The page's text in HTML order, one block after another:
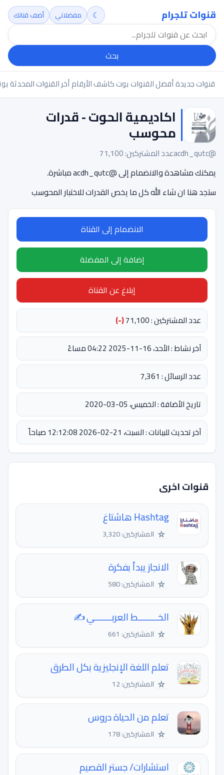
قنوات تلجرام
بحث
☾ مفضلاتي أضف قناتك
قنوات جديدةأفضل القنواتبوت كاشف الأرقامأخر القنوات المحدثة
اكاديمية الحوت - قدرات
محوسب
@acdh_qutc
عدد المشتركين: 71,100
يمكنك مشاهدة والانضمام إلى @acdh_qutc مباشرة.
ستجد هنا ان شاء الله كل ما يخص القدرات للاختبار المحوسب
الانضمام إلى القناة
إضافة إلى المفضلة
إبلاغ عن القناة
عدد المشتركين : 71,100
(-)
آخر نشاط : الأحد، 16-11-2025 04:22 مساءً
عدد الرسائل : 7,361
تاريخ الأضافة : الخميس، 05-03-2020
آخر تحديث للبيانات : السبت، 21-02-2026 12:12:08 صباحاً
قنوات اخرى
Hashtag هاشتاغ
☆ المشتركين: 3,320
الانجاز يبدأ بفكرة
☆ المشتركين: 580
الخــــــــط العربـــــــي ✍
☆ المشتركين: 661
تعلم اللغة الإنجليزية بكل الطرق
☆ المشتركين: 12
تعلم من الحياة دروس
☆ المشتركين: 178
استشارات/ جستر القصيم